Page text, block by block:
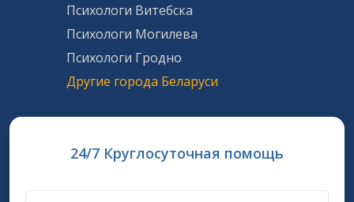
Психологи Витебска
Психологи Могилева
Психологи Гродно
Другие города Беларуси
24/7 Круглосуточная помощь